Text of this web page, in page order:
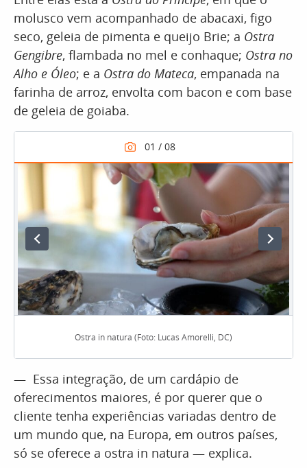
molusco vem acompanhado de abacaxi, figo
seco, geleia de pimenta e queijo Brie; a Ostra
Gengibre, flambada no mel e conhaque; Ostra no
Alho e Óleo; e a Ostra do Mateca, empanada na
farinha de arroz, envolta com bacon e com base
de geleia de goiaba.
Ostra in natura (Foto: Lucas Amorelli, DC)
— Essa integração, de um cardápio de
oferecimentos maiores, é por querer que o
cliente tenha experiências variadas dentro de
um mundo que, na Europa, em outros países,
só se oferece a ostra in natura — explica.